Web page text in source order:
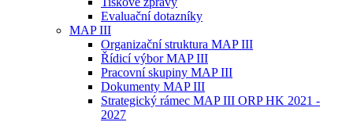
Evaluační dotazníky
MAP III
Organizační struktura MAP III
Řídicí výbor MAP III
Pracovní skupiny MAP III
Dokumenty MAP III
Strategický rámec MAP III ORP HK 2021 -
2027